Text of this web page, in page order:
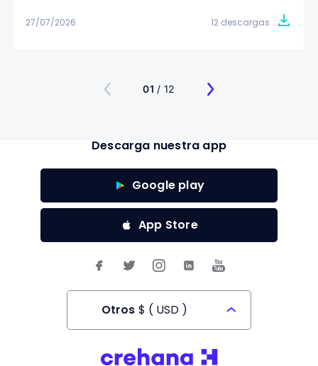
VP de Talento Humano en Emtelco, sobre el papel del
27/07/2026 12 descargas
01 / 12
Descarga nuestra app
Google play
App Store
Otros $ ( USD )